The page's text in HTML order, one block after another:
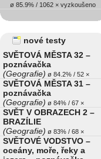
ø 85.9% / 1062 × vyzkoušeno
nové testy
SVĚTOVÁ MĚSTA 32 –
poznávačka
(Geografie) ø 84.2% / 52 ×
SVĚTOVÁ MĚSTA 31 –
poznávačka
(Geografie) ø 84% / 67 ×
SVĚT V OBRAZECH 2 –
BRAZÍLIE
(Geografie) ø 83% / 68 ×
SVĚTOVÉ VODSTVO –
oceány, moře, řeky a